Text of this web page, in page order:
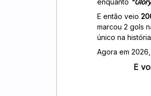
E então veio
marcou 2 gols
único na
Agora em
E